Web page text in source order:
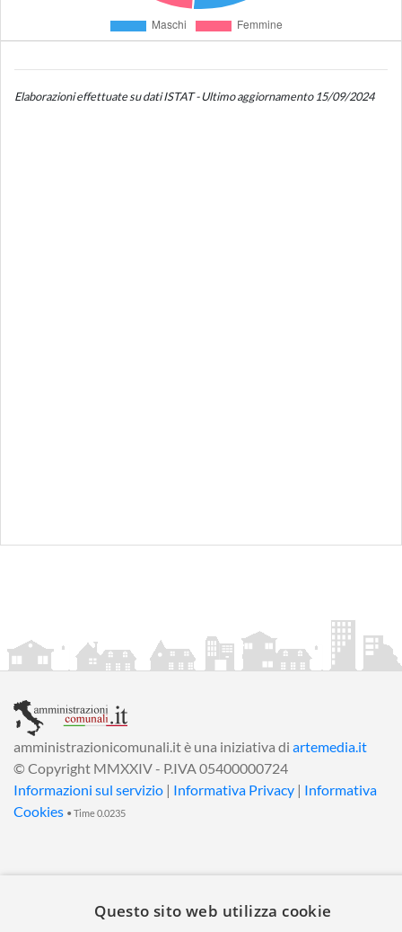
Elaborazioni effettuate su dati ISTAT - Ultimo aggiornamento 15/09/2024
amministrazionicomunali.it è una iniziativa di artemedia.it
© Copyright MMXXIV - P.IVA 05400000724
Informazioni sul servizio | Informativa Privacy | Informativa
Cookies • Time 0.0235
Questo sito web utilizza cookie